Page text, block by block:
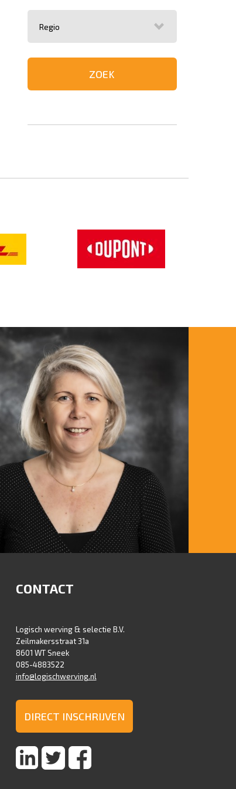
petra@logischwerving.nl
CONTACT
Logisch werving & selectie B.V.
Zeilmakersstraat 31a
8601 WT Sneek
085-4883522
info@logischwerving.nl
DIRECT INSCHRIJVEN